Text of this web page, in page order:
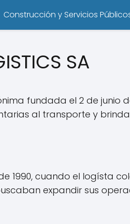
Construcción y Servicios
SA
fundada el 2 de
al transporte y
de 1990, cuando el
expandir sus